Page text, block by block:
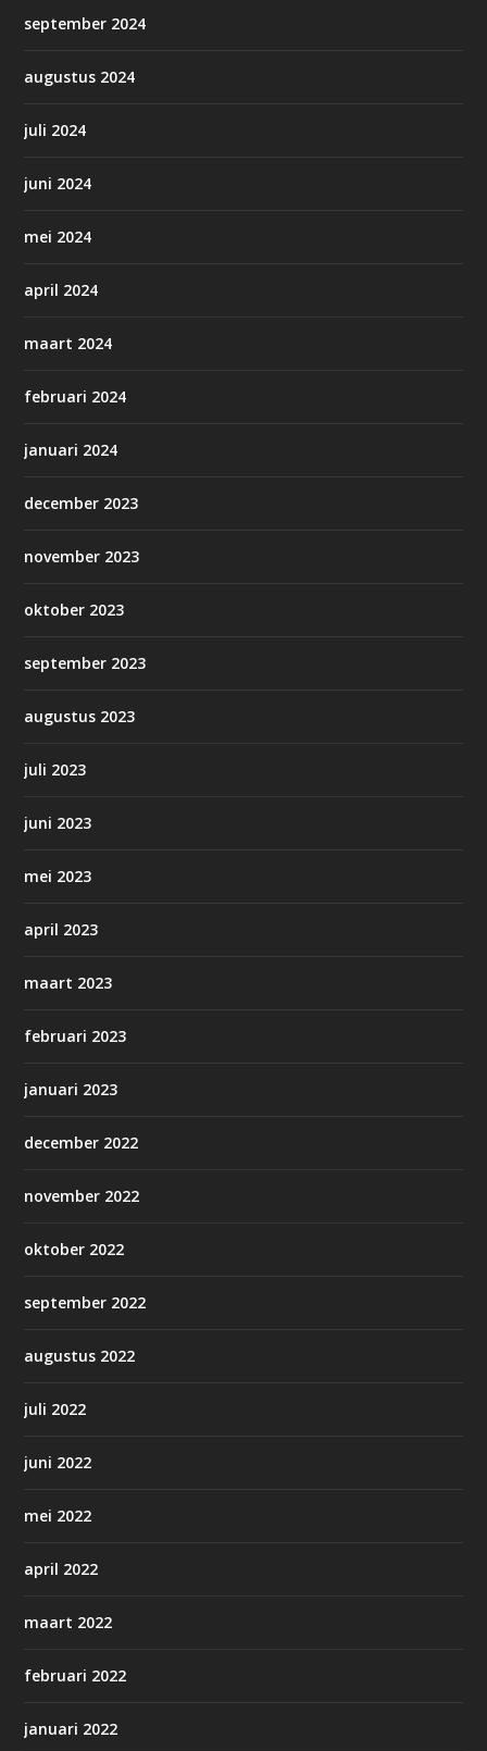
september 2024
augustus 2024
juli 2024
juni 2024
mei 2024
april 2024
maart 2024
februari 2024
januari 2024
december 2023
november 2023
oktober 2023
september 2023
augustus 2023
juli 2023
juni 2023
mei 2023
april 2023
maart 2023
februari 2023
januari 2023
december 2022
november 2022
oktober 2022
september 2022
augustus 2022
juli 2022
juni 2022
mei 2022
april 2022
maart 2022
februari 2022
januari 2022